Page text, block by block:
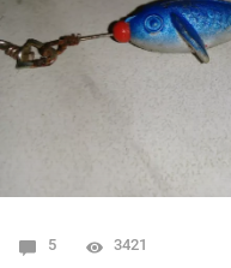
5 3421